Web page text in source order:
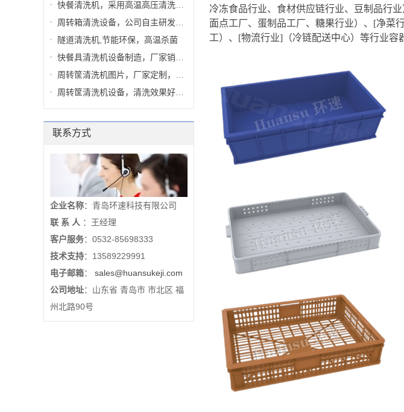
冷冻食品行业、食材供应链行业、豆制品行
面点工厂、蛋制品工厂、糖果行业）、[净菜
工）、[物流行业]（冷链配送中心）等行业容
隧道清洗机,节能环保，高温杀菌
联系方式
企业名称：青岛环速科技有限公司
联 系 人 ：王经理
客户服务：0532-85698333
技术支持：13589229991
电子邮箱： sales@huansukeji.com
公司地址：山东省 青岛市 市北区 福
州北路90号